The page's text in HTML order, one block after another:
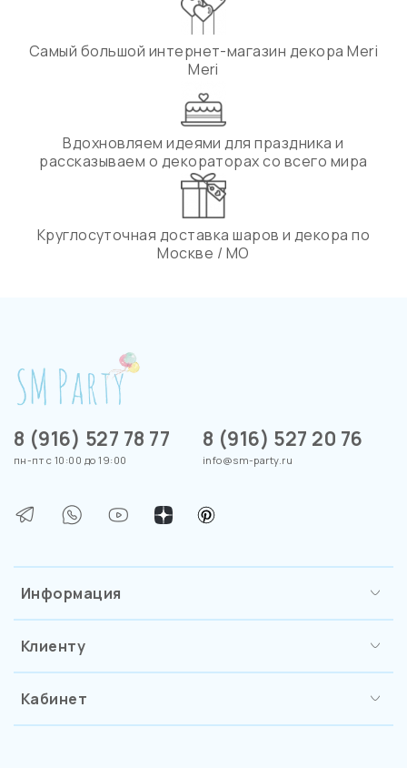
Самый большой интернет-магазин декора Meri
Meri
Вдохновляем идеями для праздника и
рассказываем о декораторах со всего мира
Круглосуточная доставка шаров и декора по
Москве / МО
Информация
Клиенту
Кабинет
8 (916) 527 78 77
пн-пт с 10:00 до 19:00
8 (916) 527 20 76
info@sm-party.ru